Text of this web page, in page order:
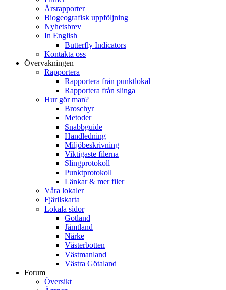
Årsrapporter
Biogeografisk uppföljning
Nyhetsbrev
In English
Butterfly Indicators
Kontakta oss
Övervakningen
Rapportera
Rapportera från punktlokal
Rapportera från slinga
Hur gör man?
Broschyr
Metoder
Snabbguide
Handledning
Miljöbeskrivning
Viktigaste filerna
Slingprotokoll
Punktprotokoll
Länkar & mer filer
Våra lokaler
Fjärilskarta
Lokala sidor
Gotland
Jämtland
Närke
Västerbotten
Västmanland
Västra Götaland
Forum
Översikt